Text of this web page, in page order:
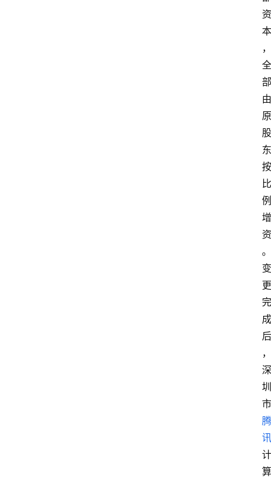
资
本
，
全
部
由
原
股
东
按
比
例
增
资
。
变
更
完
成
后
，
深
圳
市
腾
讯
计
算